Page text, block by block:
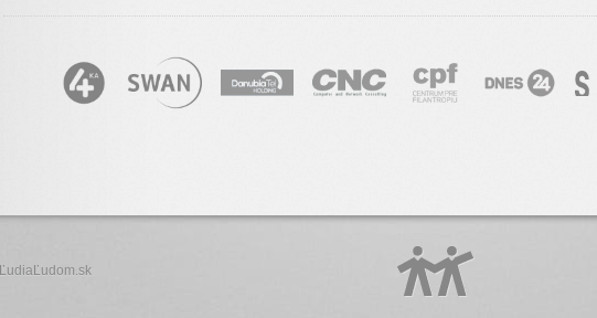
ĽudiaĽudom.sk